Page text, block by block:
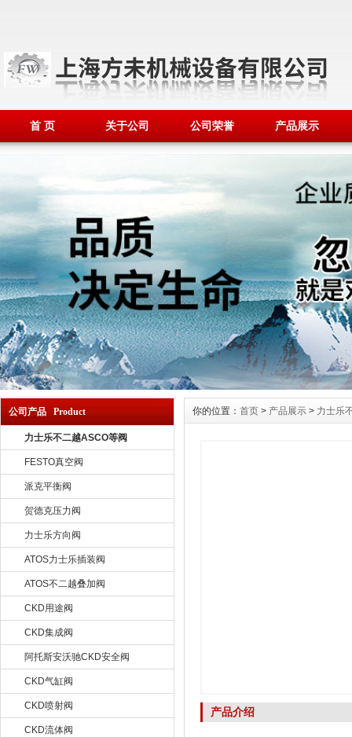
首 页 关于公司 公司荣誉 产品展示
公司产品 Product
力士乐不二越ASCO等阀
FESTO真空阀
派克平衡阀
贺德克压力阀
力士乐方向阀
ATOS力士乐插装阀
ATOS不二越叠加阀
CKD用途阀
CKD集成阀
阿托斯安沃驰CKD安全阀
CKD气缸阀
CKD喷射阀
CKD流体阀
你的位置： 首页 > 产品展示 > 力士乐
产品介绍